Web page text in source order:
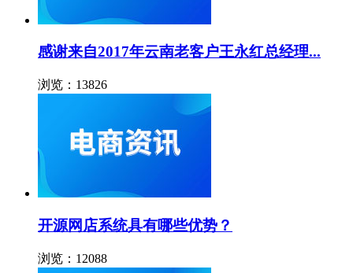
感谢来自2017年云南老客户王永红总经理...
浏览：13826
开源网店系统具有哪些优势？
浏览：12088